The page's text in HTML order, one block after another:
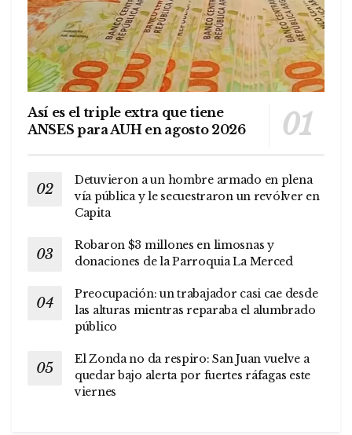
Así es el triple extra que tiene
ANSES para AUH en agosto 2026
Detuvieron a un hombre armado en plena
vía pública y le secuestraron un revólver en
Capita
Robaron $3 millones en limosnas y
donaciones de la Parroquia La Merced
Preocupación: un trabajador casi cae desde
las alturas mientras reparaba el alumbrado
público
El Zonda no da respiro: San Juan vuelve a
quedar bajo alerta por fuertes ráfagas este
viernes